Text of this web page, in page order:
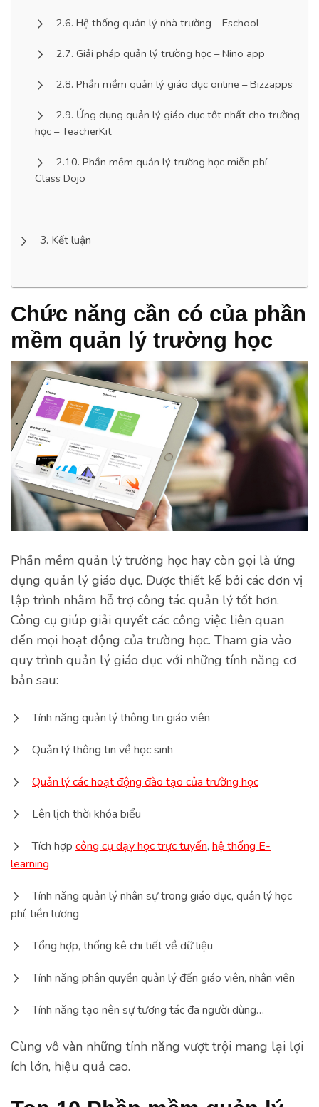
Hệ thống quản lý nhà trường – Eschool
Giải pháp quản lý trường học – Nino app
Phần mềm quản lý giáo dục online – Bizzapps
Ứng dụng quản lý giáo dục tốt nhất cho trường
học – TeacherKit
Phần mềm quản lý trường học miễn phí –
Class Dojo
Kết luận
Chức năng cần có của phần
mềm quản lý trường học
Phần mềm quản lý trường học hay còn gọi là ứng
dụng quản lý giáo dục. Được thiết kế bởi các đơn vị
lập trình nhằm hỗ trợ công tác quản lý tốt hơn.
Công cụ giúp giải quyết các công việc liên quan
đến mọi hoạt động của trường học. Tham gia vào
quy trình quản lý giáo dục với những tính năng cơ
bản sau:
Tính năng quản lý thông tin giáo viên
Quản lý thông tin về học sinh
Quản lý các hoạt động đào tạo của trường học
Lên lịch thời khóa biểu
Tích hợp công cụ dạy học trực tuyến, hệ thống E-
learning
Tính năng quản lý nhân sự trong giáo dục, quản lý học
phí, tiền lương
Tổng hợp, thống kê chi tiết về dữ liệu
Tính năng phân quyền quản lý đến giáo viên, nhân viên
Tính năng tạo nên sự tương tác đa người dùng…
Cùng vô vàn những tính năng vượt trội mang lại lợi
ích lớn, hiệu quả cao.